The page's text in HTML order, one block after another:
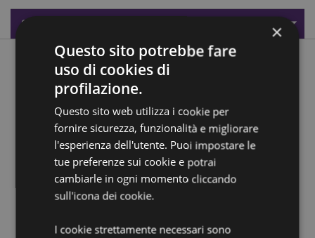
Specifiche del Prodotto
Descrizione del Prodotto
Scarabeo Nero
Materiale:
Informazioni Aggiuntive:
Vuoi informazioni su come inoltrare un ordine
utilizzando il sito internet di Puckator?
guida all'acquisto.
×
Questo sito potrebbe fare
uso di cookies di
profilazione.
Questo sito web utilizza i cookie per
fornire sicurezza, funzionalità e migliorare
l'esperienza dell'utente. Puoi impostare le
tue preferenze sui cookie e potrai
cambiarle in ogni momento cliccando
sull'icona dei cookie.
I cookie strettamente necessari sono